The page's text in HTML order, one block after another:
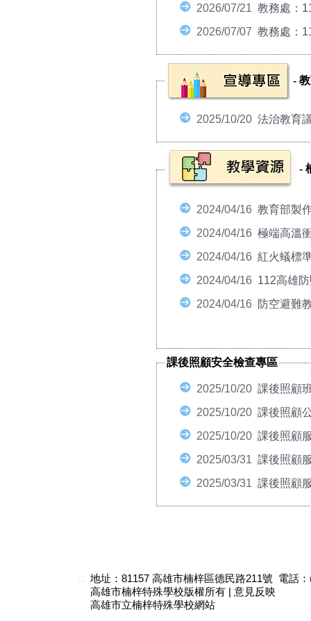
2026/07/21 教務處：
2026/07/07 教務處：
-
2025/10/20 法治教育
-
2024/04/16 教育部製
2024/04/16 極端高溫
2024/04/16 紅火蟻標
2024/04/16 112高雄
2024/04/16
防空避難
課後照顧安全檢查專區
2025/10/20 課後照顧
2025/10/20 課後照顧
2025/10/20 課後照顧
2025/03/31 課後照顧
2025/03/31 課後照顧
:::
地址：81157 高雄市楠梓區德民路211號 電話
高雄市楠梓特殊學校版權所有 | 意見反映
高雄市立楠梓特殊學校網站